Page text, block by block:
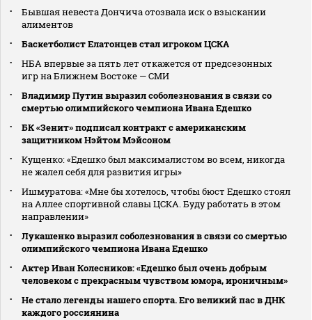
Бывшая невеста Дончича отозвала иск о взыскании
алиментов
Баскетболист Елатонцев стал игроком ЦСКА
НБА впервые за пять лет откажется от предсезонных
игр на Ближнем Востоке — СМИ
Владимир Путин выразил соболезнования в связи со
смертью олимпийского чемпиона Ивана Едешко
БК «Зенит» подписал контракт с американским
защитником Нэйтом Мэйсоном
Кущенко: «Едешко был максималистом во всем, никогда
не жалел себя для развития игры»
Ишмуратова: «Мне бы хотелось, чтобы бюст Едешко стоял
на Аллее спортивной славы ЦСКА. Буду работать в этом
направлении»
Лукашенко выразил соболезнования в связи со смертью
олимпийского чемпиона Ивана Едешко
Актер Иван Колесников: «Едешко был очень добрым
человеком с прекрасным чувством юмора, ироничным»
Не стало легенды нашего спорта. Его великий пас в ДНК
каждого россиянина